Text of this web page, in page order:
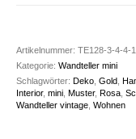
Artikelnummer:TE128-3-4-4-
Kategorie:Wandteller mini
Schlagwörter:Deko ,Gold ,
Interior,mini ,Muster,Rosa ,
Wandteller vintage ,Wohnen